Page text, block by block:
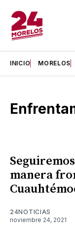
INICIO MORELOS
manera
24NOTICIAS
noviembre 24, 2021